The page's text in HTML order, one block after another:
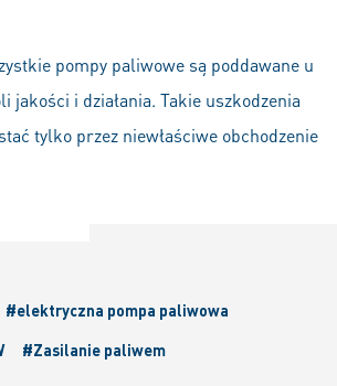
pompy paliwowe są poddawane u
jakości i działania. Takie uszkodzenia
tylko przez niewłaściwe obchodzenie
#elektryczna pompa paliwowa
#Zasilanie paliwem